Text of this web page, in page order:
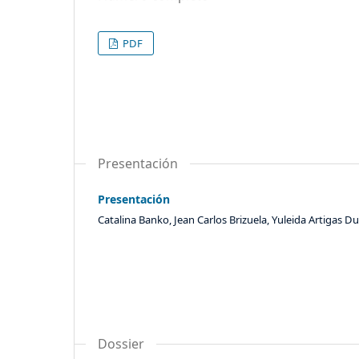
PDF
Presentación
Presentación
Catalina Banko, Jean Carlos Brizuela, Yuleida Artigas
Dossier